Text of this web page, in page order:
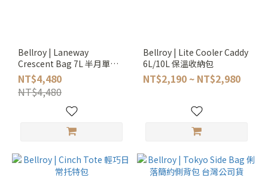
Bellroy | Laneway
Crescent Bag 7L 半月單肩
包 台灣公司貨
NT$4,480
NT$4,480
Bellroy | Lite Cooler Caddy
6L/10L 保溫收納包
NT$2,190 ~ NT$2,980